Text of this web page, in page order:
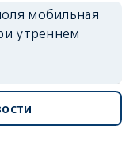
мобильная
утреннем